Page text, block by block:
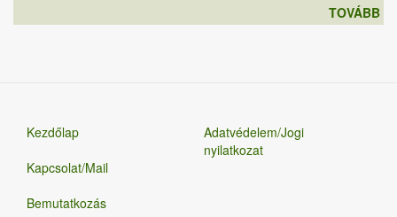
TOVÁBB
Kezdőlap
Kapcsolat/Mail
Bemutatkozás
Adatvédelem/Jogi
nyilatkozat